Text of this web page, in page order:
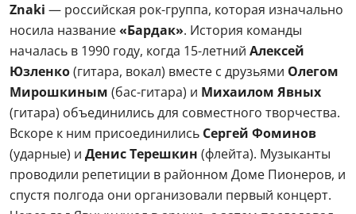
Znaki — российская рок-группа, которая изначально
носила название«Бардак». История команды
началась в 1990 году, когда 15-летний Алексей
Юзленко(гитара, вокал) вместе с друзьями Олегом
Мирошкиным (бас-гитара) и Михаилом Явных
(гитара) объединились для совместного творчества.
Вскоре к ним присоединились Сергей Фоминов
(ударные) и Денис Терешкин (флейта). Музыканты
проводили репетиции в районном Доме Пионеров, и
спустя полгода они организовали первый концерт.